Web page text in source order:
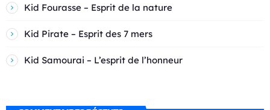
Kid Fourasse – Esprit de la nature
Kid Pirate – Esprit des 7 mers
Kid Samourai – L’esprit de l’honneur